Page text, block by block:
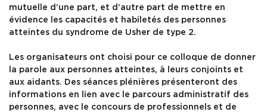
mutuelle d’une part, et d’autre part de mettre en
évidence les capacités et habiletés des personnes
atteintes du syndrome de Usher de type 2.
Les organisateurs ont choisi pour ce colloque de donner
la parole aux personnes atteintes, à leurs conjoints et
aux aidants. Des séances plénières présenteront des
informations en lien avec le parcours administratif des
personnes, avec le concours de professionnels et de